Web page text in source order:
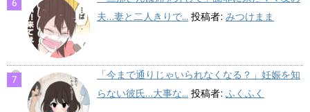
夫…妻と二人きりで... 投稿者: みつけまま
「今まで通りじゃいられなくなる？」妊娠を知
らない彼氏…大事な... 投稿者: ふくふく